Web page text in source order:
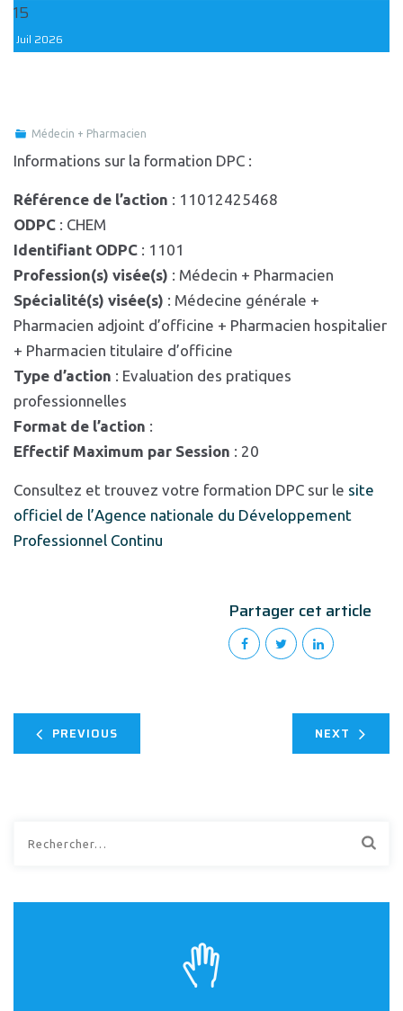
15
Juil 2026
Médecin + Pharmacien
Informations sur la formation DPC :
Référence de l’action : 11012425468
ODPC : CHEM
Identifiant ODPC : 1101
Profession(s) visée(s) : Médecin + Pharmacien
Spécialité(s) visée(s) : Médecine générale +
Pharmacien adjoint d’officine + Pharmacien hospitalier
+ Pharmacien titulaire d’officine
Type d’action : Evaluation des pratiques
professionnelles
Format de l’action :
Effectif Maximum par Session : 20
Consultez et trouvez votre formation DPC sur le site
officiel de l’Agence nationale du Développement
Professionnel Continu
Partager cet article
PREVIOUS NEXT